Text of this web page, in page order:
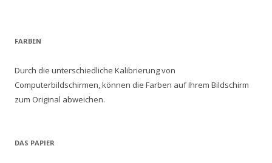
FARBEN
Durch die unterschiedliche Kalibrierung von
Computerbildschirmen, können die Farben auf Ihrem Bildschirm
zum Original abweichen.
DAS PAPIER